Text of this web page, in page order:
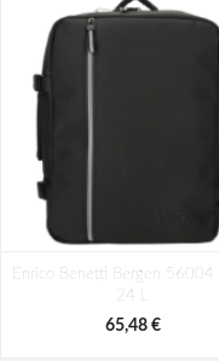
Enrico Benetti Bergen 56004
24 L
65,48 €